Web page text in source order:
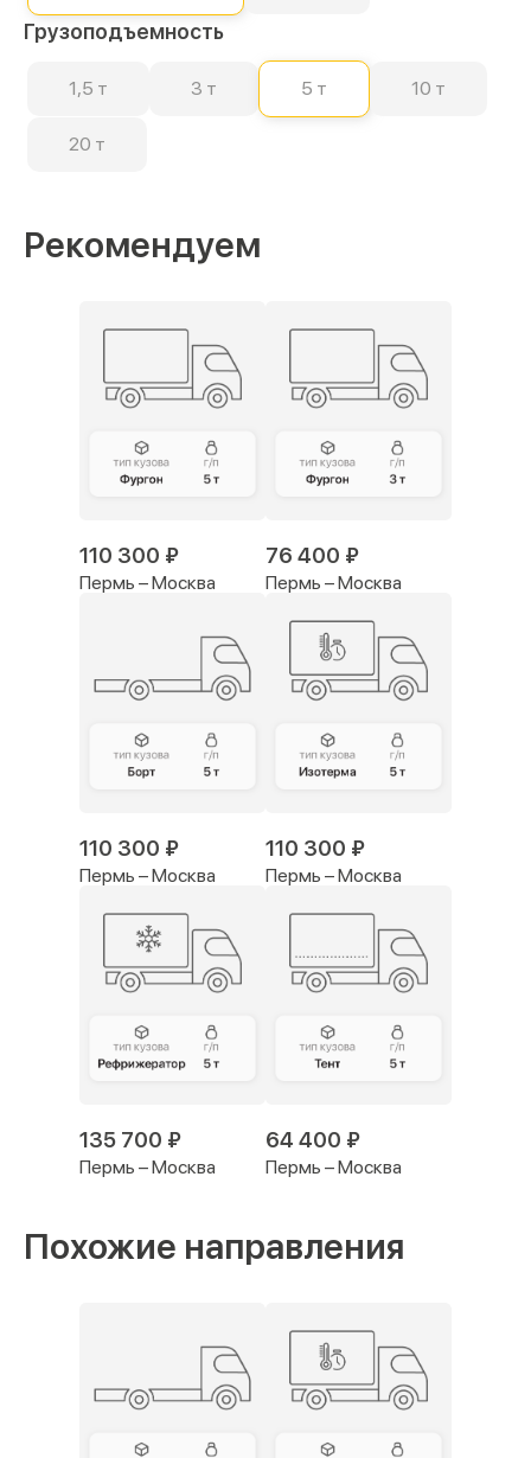
Грузоподъемность
1,5 т 3 т 5 т 10 т
20 т
Рекомендуем
110 300 ₽
Пермь – Москва
76 400 ₽
Пермь – Москва
110 300 ₽
Пермь – Москва
110 300 ₽
Пермь – Москва
135 700 ₽
Пермь – Москва
64 400 ₽
Пермь – Москва
Похожие направления